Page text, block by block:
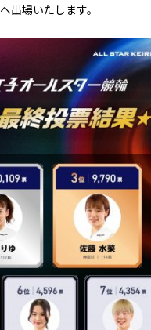
出場いたします。